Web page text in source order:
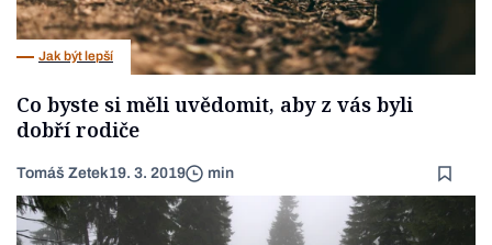
Jak být lepší
Co byste si měli uvědomit, aby z vás byli
dobří rodiče
Tomáš Zetek19. 3. 2019 min